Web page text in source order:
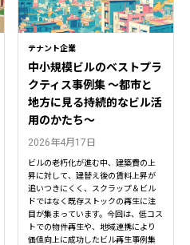
テナント企業
中小規模ビルのベストプラ
クティス事例集 ～都市と
地方に見る持続的なビル活
用のかたち～
2026年4月17日
ビルの老朽化が進む中、建築費の上
昇に対して、建替え後の賃料上昇が
追いつきにくく、スクラップ＆ビル
ドではなく既存ストックの再生に注
目が集まっています。今回は、低コス
トでの物件再生や、地域連携により
価値向上に成功したビル再生事例集